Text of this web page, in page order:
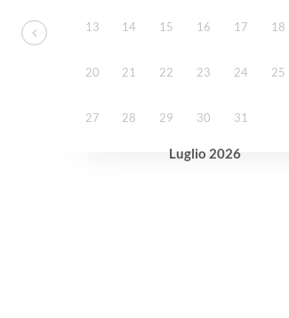
Luglio 2026
13 14 15 16 17 18
20 21 22 23 24 25
27 28 29 30 31